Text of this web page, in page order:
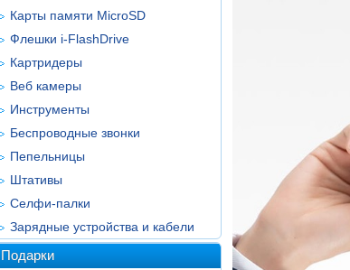
Карты памяти MicroSD
Флешки i-FlashDrive
Картридеры
Веб камеры
Инструменты
Беспроводные звонки
Пепельницы
Штативы
Селфи-палки
Зарядные устройства и кабели
Подарки